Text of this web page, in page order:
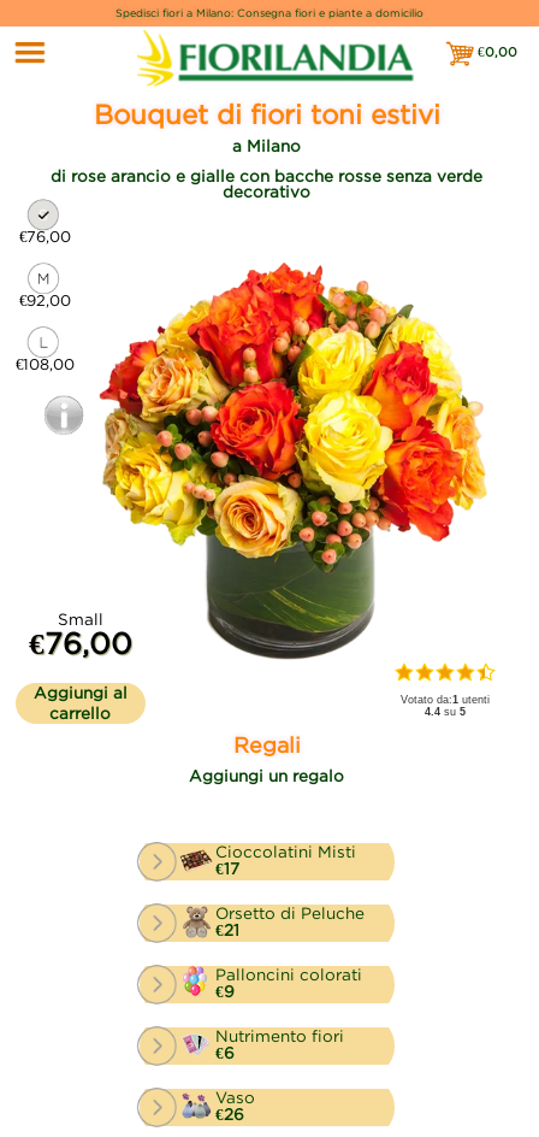
Spedisci fiori a Milano: Consegna fiori e piante a domicilio
€0,00
€0,00
Bouquet di fiori toni estivi
a Milano
di rose arancio e gialle con bacche rosse senza verde
decorativo
€76,00
€92,00
€108,00
Small
€76,00
Aggiungi al
carrello
Votato da:1 utenti
4.4 su5
Regali
Aggiungi un regalo
Cioccolatini Misti
€17
Orsetto di Peluche
€21
Palloncini colorati
€9
Nutrimento fiori
€6
Vaso
€26